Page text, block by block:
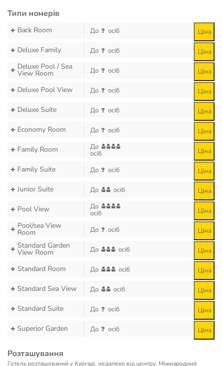
Типи номерів
Back Room До осіб Ціна
Deluxe Family До осіб Ціна
Deluxe Pool / Sea
View Room До осіб Ціна
Deluxe Pool View До осіб Ціна
Deluxe Suite До осіб Ціна
Economy Room До осіб Ціна
Family Room До
осіб Ціна
Family Suite До осіб Ціна
Junior Suite До осіб Ціна
Pool View До
осіб Ціна
Pool/sea View
Room До осіб Ціна
Standard Garden
View Room До осіб Ціна
Standard Room До осіб Ціна
Standard Sea View До осіб Ціна
Standard Suite До осіб Ціна
Superior Garden До осіб Ціна
Розташування
Готель розташований у Хургаді, недалеко від центру. Міжнародний